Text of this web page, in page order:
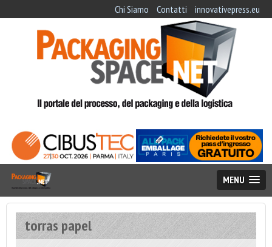
Chi Siamo Contatti innovativepress.eu
MENU
torras papel